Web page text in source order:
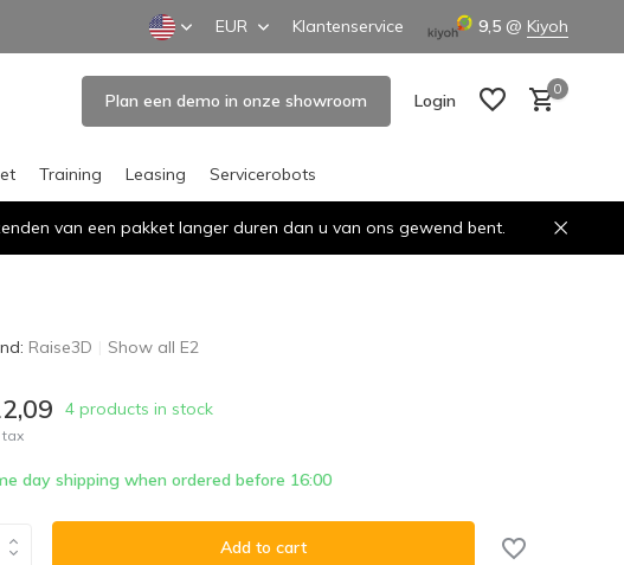
EUR Klantenservice 9,5 @ Kiyoh
Plan een demo in onze showroom Login
0
Training Leasing Servicerobots
van een pakket langer duren dan u van ons gewend bent.
Raise3D Show all E2
4 products in stock
tax
day shipping when ordered before 16:00
Add to cart